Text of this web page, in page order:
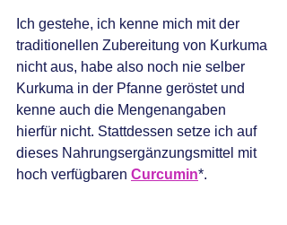
Ich gestehe, ich kenne mich mit der
traditionellen Zubereitung von Kurkuma
nicht aus, habe also noch nie selber
Kurkuma in der Pfanne geröstet und
kenne auch die Mengenangaben
hierfür nicht. Stattdessen setze ich auf
dieses Nahrungsergänzungsmittel mit
hoch verfügbaren Curcumin*.